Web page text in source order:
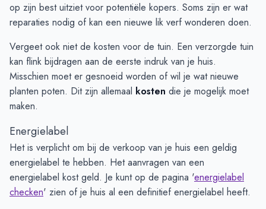
op zijn best uitziet voor potentiële kopers. Soms zijn er wat
reparaties nodig of kan een nieuwe lik verf wonderen doen.
Vergeet ook niet de kosten voor de tuin. Een verzorgde tuin
kan flink bijdragen aan de eerste indruk van je huis.
Misschien moet er gesnoeid worden of wil je wat nieuwe
planten poten. Dit zijn allemaal kosten die je mogelijk moet
maken.
Energielabel
Het is verplicht om bij de verkoop van je huis een geldig
energielabel te hebben. Het aanvragen van een
energielabel kost geld. Je kunt op de pagina 'energielabel
checken' zien of je huis al een definitief energielabel heeft.